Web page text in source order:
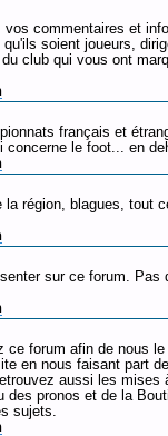
vos commentaires et
soient joueurs,
club qui vous ont
français et
le foot... en
la région, blagues, tout
sur ce forum. Pas
ce forum afin de nous le
en nous faisant part
aussi les mises
des pronos et de la
sujets.